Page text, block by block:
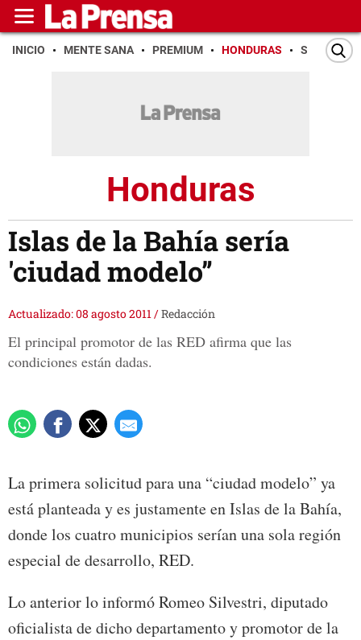
INICIO MENTE SANA PREMIUM HONDURAS SAN PEDRO
Honduras
Islas de la Bahía sería
'ciudad modelo”
Actualizado: 08 agosto 2011/Redacción
El principal promotor de las RED afirma que las
condiciones están dadas.
La primera solicitud para una “ciudad modelo” ya
está planteada y es justamente en Islas de la Bahía,
donde los cuatro municipios serían una sola región
especial de desarrollo, RED.
Lo anterior lo informó Romeo Silvestri, diputado
oficialista de dicho departamento y promotor de la